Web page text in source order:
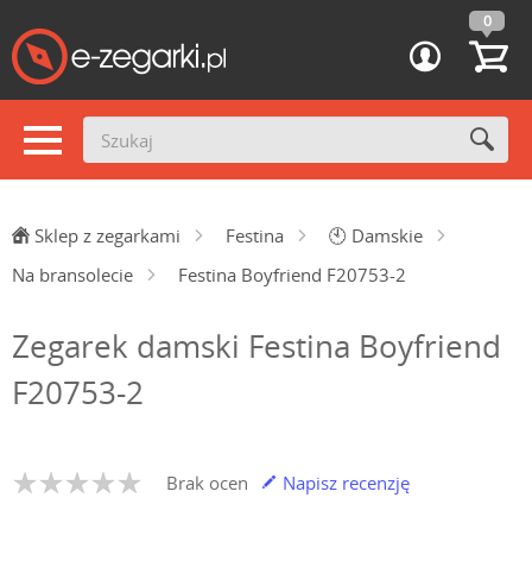
0
Sklep z zegarkami Festina 🕙 Damskie
Na bransolecie
Festina Boyfriend F20753-2
Zegarek damski Festina Boyfriend
F20753-2
Brak ocen Napisz recenzję